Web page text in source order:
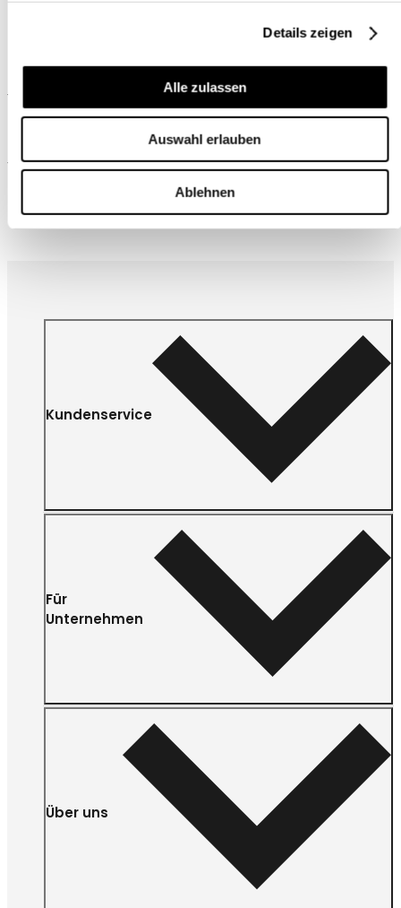
Details zeigen
Alle zulassen
Auswahl erlauben
Ablehnen
Ähnliche Produkte
Wird oft zusammen gekauft
Kundenservice
Für
Unternehmen
Über uns